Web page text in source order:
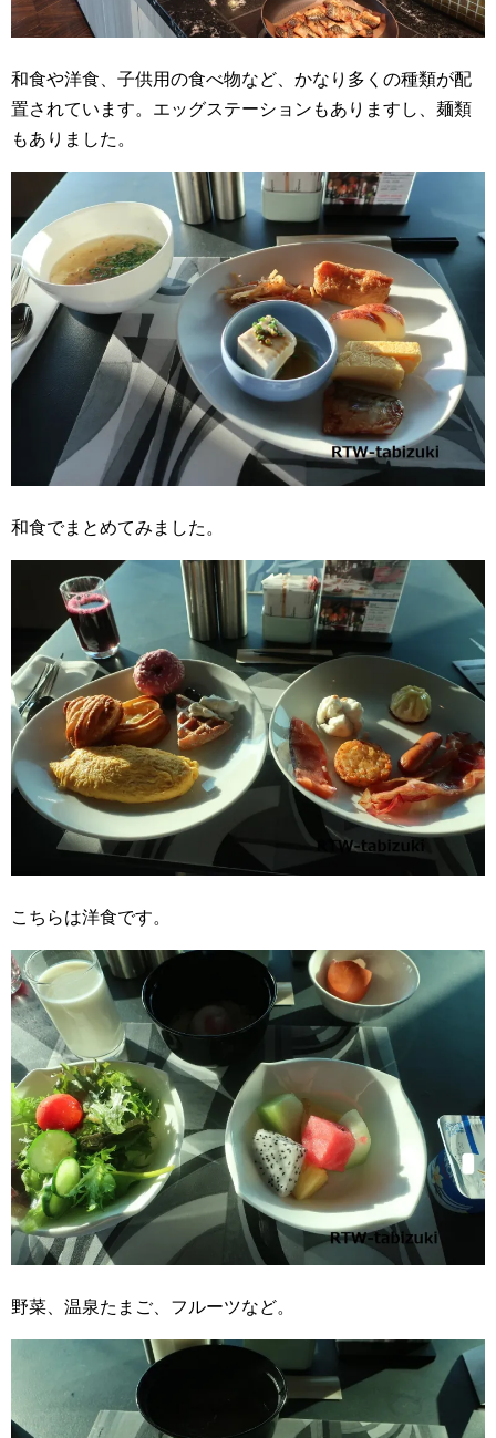
和食や洋食、子供用の食べ物など、かなり多くの種類が配
置されています。エッグステーションもありますし、麺類
もありました。
和食でまとめてみました。
こちらは洋食です。
野菜、温泉たまご、フルーツなど。